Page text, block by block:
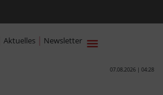
Aktuelles | Newsletter
07.08.2026 | 04:28